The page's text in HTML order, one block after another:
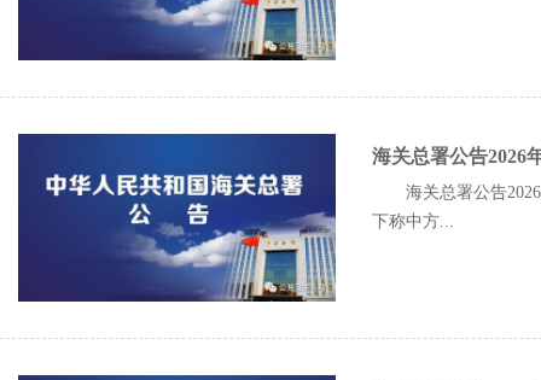
海关总署公告2026
海关总署公告
下称中方...